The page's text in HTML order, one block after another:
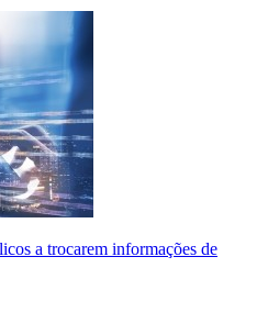
a trocarem informações de